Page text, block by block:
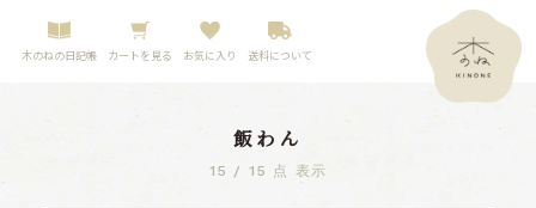
木のねの日記帳 カートを見る お気に入り 送料について
飯わん
15 / 15 点 表示